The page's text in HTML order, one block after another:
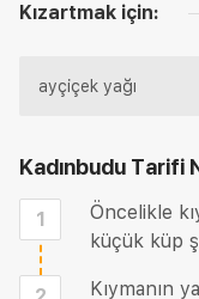
Kızartmak için:
ayçiçek yağı
Kadınbudu Tarifi
1
Öncelikle
küçük küp
Kıymanın